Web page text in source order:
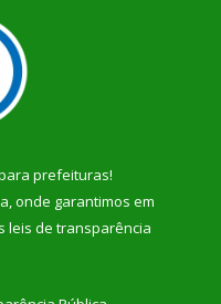
prefeituras!
onde garantimos em
leis de transparência